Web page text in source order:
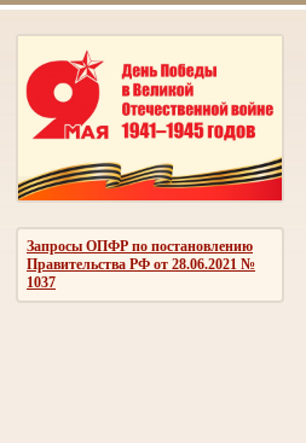
Запросы ОПФР по постановлению
Правительства РФ от 28.06.2021 №
1037